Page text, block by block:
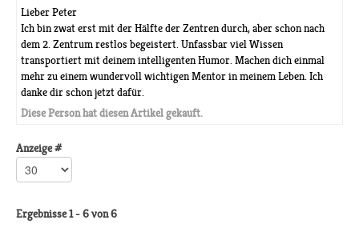
Lieber Peter
Ich bin zwat erst mit der Hälfte der Zentren durch, aber schon nach
dem 2. Zentrum restlos begeistert. Unfassbar viel Wissen
transportiert mit deinem intelligenten Humor. Machen dich einmal
mehr zu einem wundervoll wichtigen Mentor in meinem Leben. Ich
danke dir schon jetzt dafür.
Diese Person hat diesen Artikel gekauft.
Anzeige #
Ergebnisse 1 - 6 von 6